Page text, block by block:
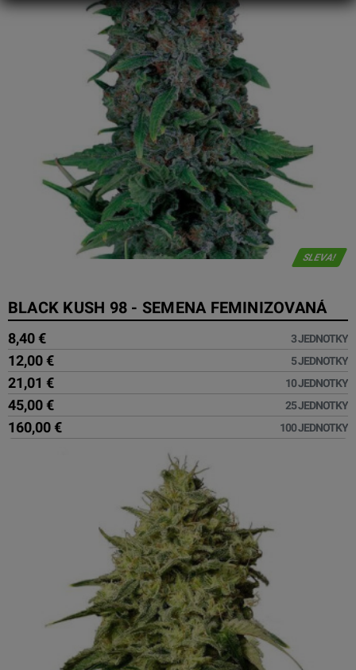
SLEVA!
BLACK KUSH 98 - SEMENA FEMINIZOVANÁ
8,40 € 3 JEDNOTKY
12,00 € 5 JEDNOTKY
21,01 € 10 JEDNOTKY
45,00 € 25 JEDNOTKY
160,00 € 100 JEDNOTKY